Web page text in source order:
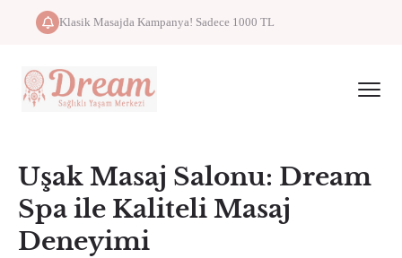
Klasik Masajda Kampanya! Sadece 1000 TL
Uşak Masaj Salonu: Dream
Spa ile Kaliteli Masaj
Deneyimi